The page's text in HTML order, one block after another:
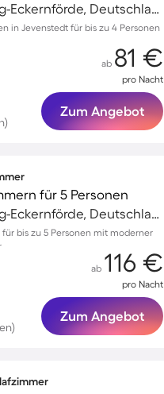
Osterrönfeld, Rendsburg-Eckernförde, Deutschland
in Jevenstedt für bis zu 4 Personen
ab 81 €
pro Nacht
Zum Angebot
für 5 Personen
Osterrönfeld, Rendsburg-Eckernförde, Deutschland
bis zu 5 Personen mit moderner
ab 116 €
pro Nacht
Zum Angebot